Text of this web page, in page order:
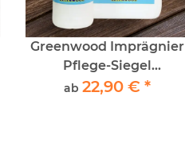
Greenwood Imprägnier
Pflege-Siegel
Pflegeemulsion für PVC,
ab22,90 €*